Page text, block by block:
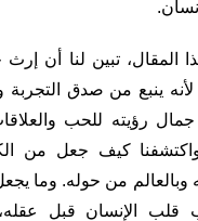
المقال، تبين لنا أن إرث
لأنه ينبع من صدق
رؤيته للحب
واكتشفنا كيف جعل من
وبالعالم من حوله. وما
قلب الإنسان قبل